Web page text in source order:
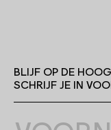
BLIJF OP DE
SCHRIJF JE IN